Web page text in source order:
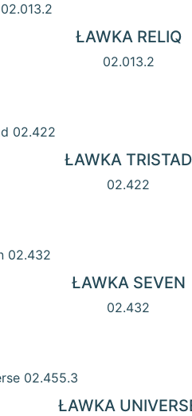
ŁAWKA RELIQ
02.013.2
ŁAWKA TRISTAD
02.422
ŁAWKA SEVEN
02.432
ŁAWKA